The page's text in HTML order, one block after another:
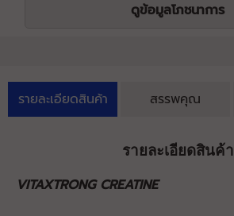
ดูข้อมูลโภชนาการ
รายละเอียดสินค้า สรรพคุณ
รายละเอียดสินค้า
VITAXTRONG CREATINE